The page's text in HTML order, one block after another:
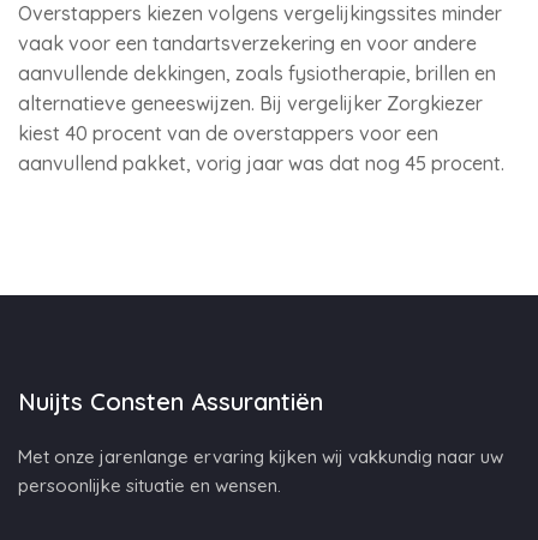
Overstappers kiezen volgens vergelijkingssites minder
vaak voor een tandartsverzekering en voor andere
aanvullende dekkingen, zoals fysiotherapie, brillen en
alternatieve geneeswijzen. Bij vergelijker Zorgkiezer
kiest 40 procent van de overstappers voor een
aanvullend pakket, vorig jaar was dat nog 45 procent.
Nuijts Consten Assurantiën
Met onze jarenlange ervaring kijken wij vakkundig naar uw
persoonlijke situatie en wensen.